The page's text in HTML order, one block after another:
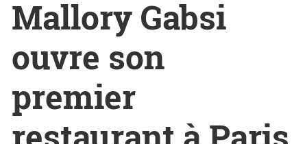
Mallory Gabsi
ouvre son
premier